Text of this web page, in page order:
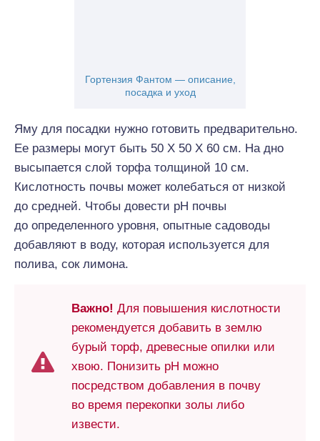
Гортензия Фантом — описание,
посадка и уход
Яму для посадки нужно готовить предварительно.
Ее размеры могут быть 50 Х 50 Х 60 см. На дно
высыпается слой торфа толщиной 10 см.
Кислотность почвы может колебаться от низкой
до средней. Чтобы довести pН почвы
до определенного уровня, опытные садоводы
добавляют в воду, которая используется для
полива, сок лимона.
Важно! Для повышения кислотности
рекомендуется добавить в землю
бурый торф, древесные опилки или
хвою. Понизить pН можно
посредством добавления в почву
во время перекопки золы либо
извести.